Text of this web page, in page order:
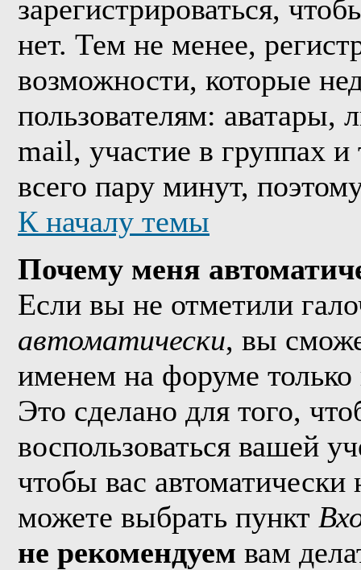
зарегистрироваться,
нет. Тем не менее,
возможности, которые
пользователям: аватары,
mail, участие в группах и
всего пару минут,
К началу темы
Почему меня
Если вы не отметили
автоматически, вы
именем на форуме только
Это сделано для того,
воспользоваться вашей
чтобы вас
можете выбрать пункт
не рекомендуем вам